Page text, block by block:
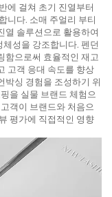
에 걸쳐 초기 진열부터
니다. 소매 주얼리 부티
열 솔루션으로 활용하여
성을 강조합니다. 펜던
함으로써 효율적인 재고
고객 응대 속도를 향상
박싱 경험을 조성하기 위
을 실물 브랜드 체험으
객이 브랜드와 처음으
평가에 직접적인 영향